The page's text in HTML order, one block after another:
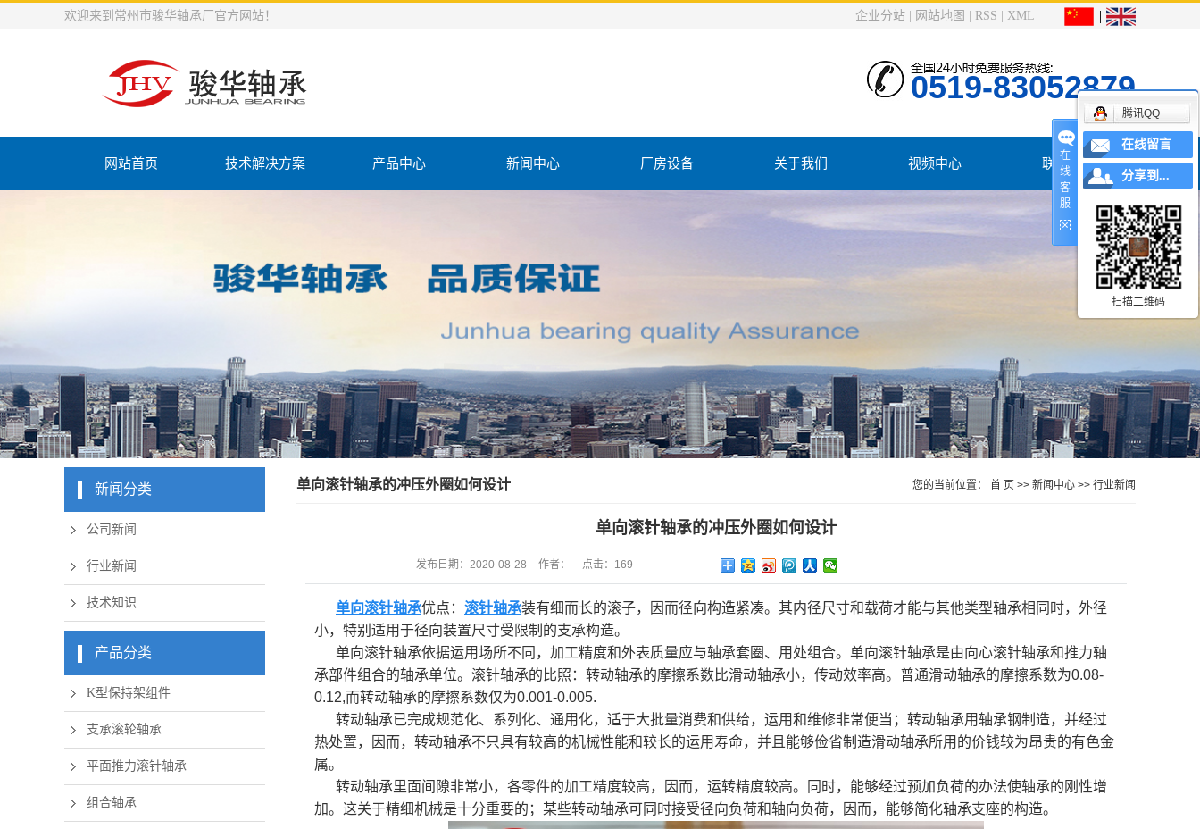
欢迎来到常州市骏华轴承厂官方网站！ 企业分站 网站地图 RSS XML
0519-83052879
网站首页 技术解决方案 产品中心
平面推力滚针轴承
冲压外圈滚针轴承
冲压外圈单向轴承
实体套圈滚针轴承
内圈
锲块式 单项轴承
曲线滚轮轴承
圆柱滚子轴承
直线轴承
滚针、滚子、销子
定制非标轴承
非标轴 销 套
复合滚轮轴承
轧机轴承
包装机械轴承|配件
新闻中心 厂房设备 关于我们
公司简介
视频中心 联系我们
新闻分类
公司新闻
行业新闻
技术知识
产品分类
K型保持架组件
支承滚轮轴承
平面推力滚针轴承
组合轴承
单向滚针轴承的冲压外圈如何设计 您的当前位置： 首 页 >> 新闻中心 >> 行业新闻
单向滚针轴承的冲压外圈如何设计
发布日期： 2020-08-28 作者： 点击： 169
单向滚针轴承优点： 滚针轴承装有细而长的滚子，因而径向构造紧凑。其内径尺寸和载荷才能与其他类型轴承相同时，外径
小，特别适用于径向装置尺寸受限制的支承构造。
单向滚针轴承依据运用场所不同，加工精度和外表质量应与轴承套圈、用处组合。单向滚针轴承是由向心滚针轴承和推力轴
承部件组合的轴承单位。滚针轴承的比照：转动轴承的摩擦系数比滑动轴承小，传动效率高。普通滑动轴承的摩擦系数为0.08-
0.12,而转动轴承的摩擦系数仅为0.001-0.005.
转动轴承已完成规范化、系列化、通用化，适于大批量消费和供给，运用和维修非常便当；转动轴承用轴承钢制造，并经过
热处置，因而，转动轴承不只具有较高的机械性能和较长的运用寿命，并且能够俭省制造滑动轴承所用的价钱较为昂贵的有色金
属。
转动轴承里面间隙非常小，各零件的加工精度较高，因而，运转精度较高。同时，能够经过预加负荷的办法使轴承的刚性增
加。这关于精细机械是十分重要的；某些转动轴承可同时接受径向负荷和轴向负荷，因而，能够简化轴承支座的构造。
在
线
客
服
腾讯QQ
在线留言
分享到...
扫描二维码